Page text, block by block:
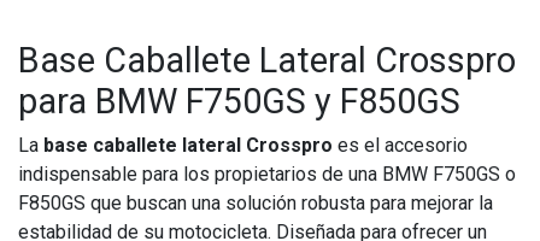
Base Caballete Lateral Crosspro
para BMW F750GS y F850GS
La base caballete lateral Crosspro es el accesorio
indispensable para los propietarios de una BMW F750GS o
F850GS que buscan una solución robusta para mejorar la
estabilidad de su motocicleta. Diseñada para ofrecer un